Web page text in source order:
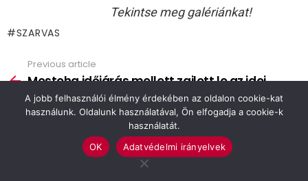
Tekintse meg galériánkat!
SZARVAS
more
Previous article
Mostoha időjárás mellett zajlott le az idei
Körös Kupa
Next article
Cyrano de Bergerac, nem amatőr fokon
A jobb felhasználói élmény érdekében az oldalon cookie-kat
használunk. Oldalunk használatával, Ön elfogadja a cookie-k
használatát.
OK
Adatvédelmi irányelvek